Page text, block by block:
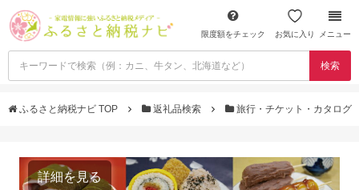
限度額をチェック お気に入り メニュー
検索
ふるさと納税ナビ TOP 返礼品検索 旅行・チケット・カタログ
詳細を見る